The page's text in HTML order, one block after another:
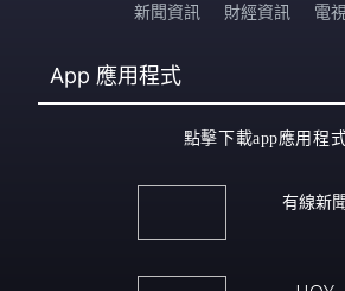
新聞資訊 財經資訊 電
App 應用程式
點擊下載app應用程
有線新聞